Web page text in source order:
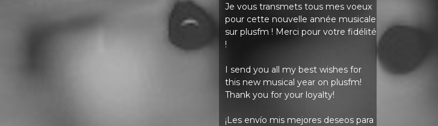
Je vous transmets tous mes voeux
pour cette nouvelle année musicale
sur plusfm ! Merci pour votre fidélité
!
I send you all my best wishes for
this new musical year on plusfm!
Thank you for your loyalty!
¡Les envío mis mejores deseos para